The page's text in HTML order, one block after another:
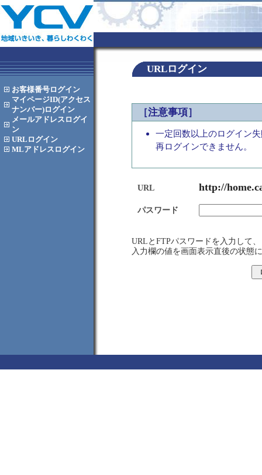
お客様番号ログイン
マイページID(アクセス
ナンバー)ログイン
メールアドレス ログイ
ン
URL ログイン
MLアドレス ログイン
URLログイン
［注意事項］
一定回数以上のログイン
再ログインできません。
URL http://
パスワード
URLとFTPパスワードを入力して
入力欄の値を画面表示直後の状態